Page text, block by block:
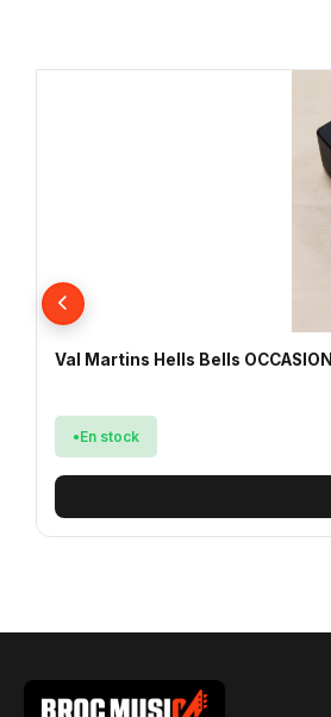
Val Martins Hells Bells OCCASION
En stock